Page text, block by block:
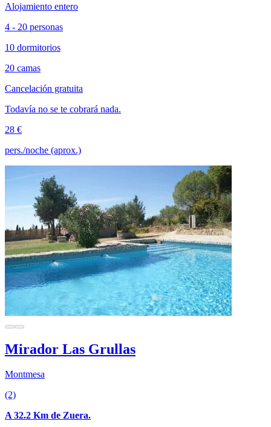
Alojamiento entero
4 - 20 personas
10 dormitorios
20 camas
Cancelación gratuita
Todavía no se te cobrará nada.
28 €
pers./noche (aprox.)
Mirador Las Grullas
Montmesa
(2)
A 32.2 Km de Zuera.